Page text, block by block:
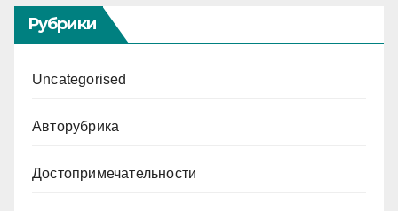
Рубрики
Uncategorised
Авторубрика
Достопримечательности